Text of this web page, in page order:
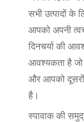
सभी उत्पादों के
आपको अपनी
दिनचर्या की
आवश्यकता है जो
और आपको
है।
स्पावाक की